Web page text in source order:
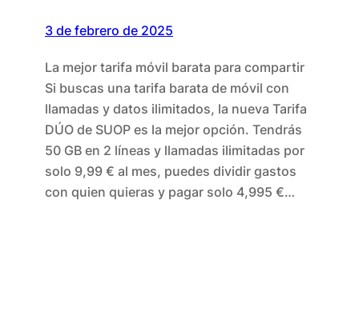
3 de febrero de 2025
La mejor tarifa móvil barata para compartir
Si buscas una tarifa barata de móvil con
llamadas y datos ilimitados, la nueva Tarifa
DÚO de SUOP es la mejor opción. Tendrás
50 GB en 2 líneas y llamadas ilimitadas por
solo 9,99 € al mes, puedes dividir gastos
con quien quieras y pagar solo 4,995 €…